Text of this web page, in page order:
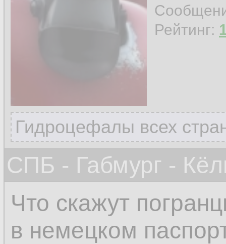
Рейтинг:
Гидроцефалы всех
СПБ - Габмург -
Что скажут
в немецком